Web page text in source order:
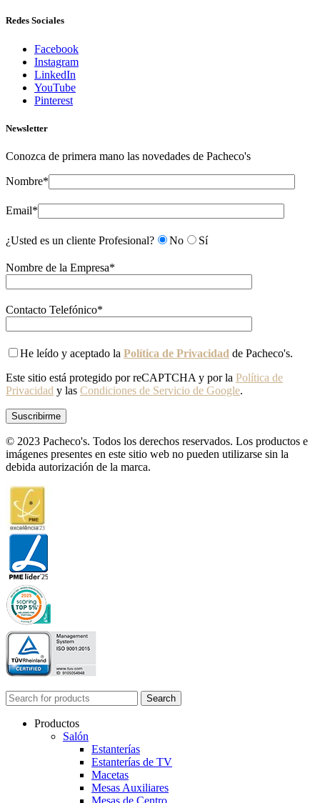
Redes Sociales
Facebook
Instagram
LinkedIn
YouTube
Pinterest
Newsletter
Conozca de primera mano las novedades de Pacheco's
Nombre*
Email*
¿Usted es un cliente Profesional? No Sí
Nombre de la Empresa*
Contacto Telefónico*
He leído y aceptado la Política de Privacidad de Pacheco's.
Este sitio está protegido por reCAPTCHA y por la Política de
Privacidad y las Condiciones de Servicio de Google.
© 2023 Pacheco's. Todos los derechos reservados. Los productos e
imágenes presentes en este sitio web no pueden utilizarse sin la
debida autorización de la marca.
Search
Productos
Salón
Estanterías
Estanterías de TV
Macetas
Mesas Auxiliares
Mesas de Centro